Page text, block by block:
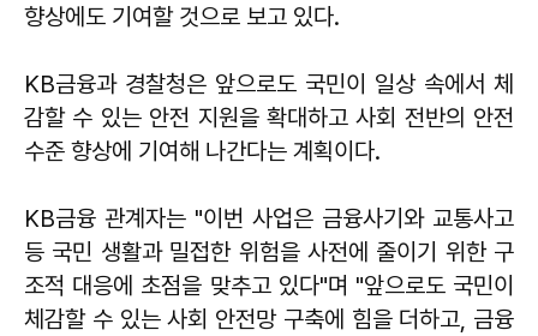
향상에도 기여할 것으로 보고 있다.
KB금융과 경찰청은 앞으로도 국민이 일상 속에서 체
감할 수 있는 안전 지원을 확대하고 사회 전반의 안전
수준 향상에 기여해 나간다는 계획이다.
KB금융 관계자는 "이번 사업은 금융사기와 교통사고
등 국민 생활과 밀접한 위험을 사전에 줄이기 위한 구
조적 대응에 초점을 맞추고 있다"며 "앞으로도 국민이
체감할 수 있는 사회 안전망 구축에 힘을 더하고, 금융